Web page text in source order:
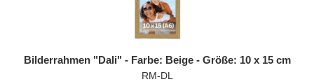
Bilderrahmen "Dali" - Farbe: Beige - Größe: 10 x 15 cm
RM-DL